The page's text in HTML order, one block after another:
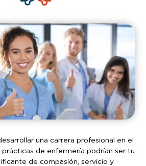
una carrera profesional en el
de enfermería podrían ser tu
de compasión, servicio y